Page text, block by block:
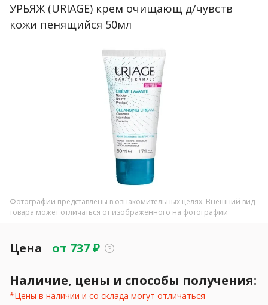
УРЬЯЖ (URIAGE) крем очищающ д/чувств
кожи пенящийся 50мл
Фотографии представлены в ознакомительных целях. Внешний вид
товара может отличаться от изображенного на фотографии
Цена от 737₽
Наличие, цены и способы получения:
*Цены в наличии и со склада могут отличаться